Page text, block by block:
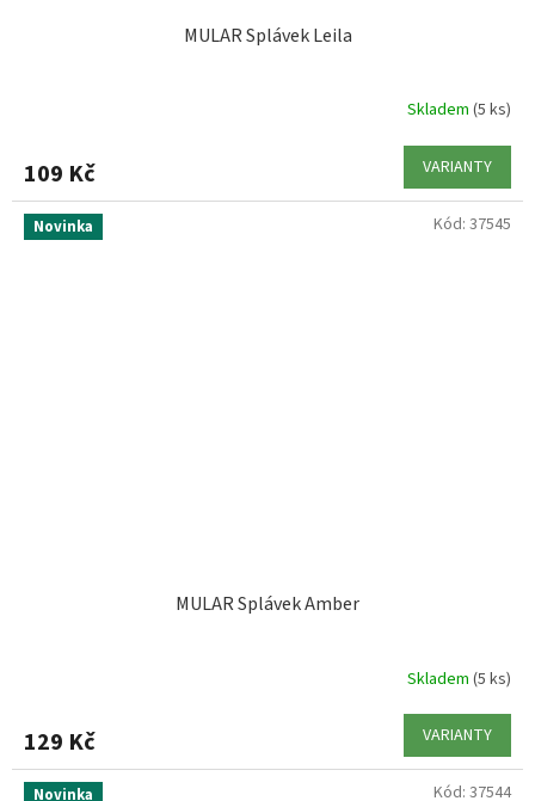
MULAR Splávek Leila
Skladem (5 ks)
109 Kč VARIANTY
Novinka
MULAR Splávek Amber
Skladem (5 ks)
129 Kč VARIANTY
Kód: 37545
Novinka Kód: 37544